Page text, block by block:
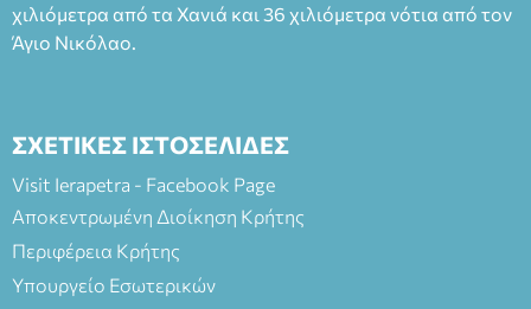
χιλιόμετρα από τα Χανιά και 36 χιλιόμετρα νότια από τον
Άγιο Νικόλαο.
ΣΧΕΤΙΚΕΣ ΙΣΤΟΣΕΛΙΔΕΣ
Visit Ierapetra - Facebook Page
Αποκεντρωμένη Διοίκηση Κρήτης
Περιφέρεια Κρήτης
Υπουργείο Εσωτερικών